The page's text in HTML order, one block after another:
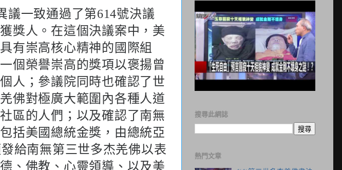
議一致通過了第614號決議
獎人。在這個決議案中，美
有崇高核心精神的國際組
個榮譽崇高的獎項以褒揚曾
人；參議院同時也確認了世
佛對極廣大範圍內各種人道
區的人們；以及確認了南無
括美國總統金獎，由總統亞
給南無第三世多杰羌佛以表
、佛教、心靈領導、以及美
搜尋此網誌
熱門文章